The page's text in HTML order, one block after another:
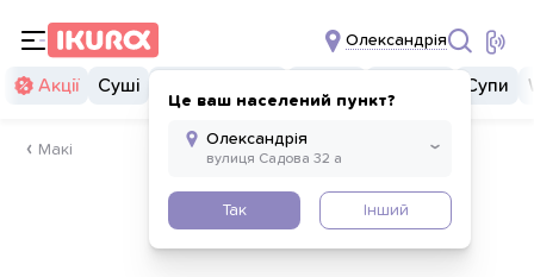
Олександрія
Це ваш населений пункт?
Так Інший
Акції Суші Супи
Макі